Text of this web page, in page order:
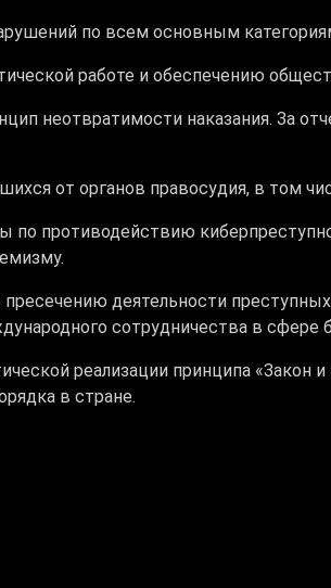
по всем основным
работе и обеспечению
неотвратимости наказания. За
от органов правосудия, в том
по противодействию
деятельности
сотрудничества в сфере
реализации принципа «Закон
в стране.